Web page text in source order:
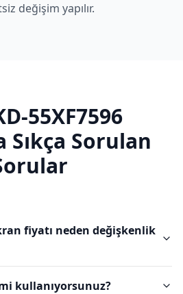
değişim yapılır.
55XF7596
Sıkça Sorulan
fiyatı neden değişkenlik
kullanıyorsunuz?